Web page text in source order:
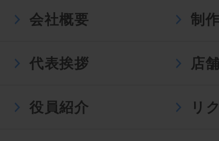
会社概要 制
代表挨拶 店
役員紹介 リ